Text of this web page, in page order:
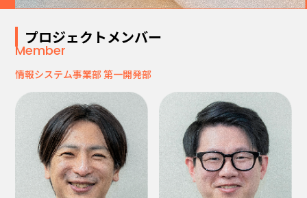
プロジェクトメンバー
Member
情報システム事業部 第一開発部